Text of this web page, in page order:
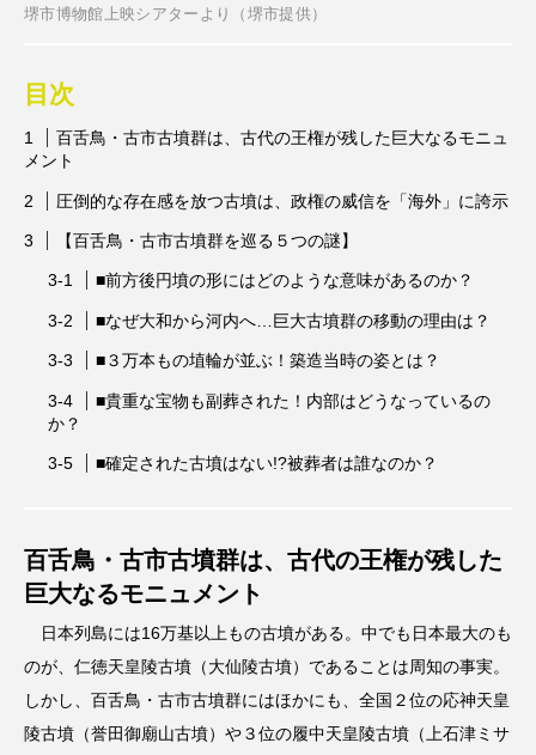
堺市博物館上映シアターより（堺市提供）
目次
百舌鳥・古市古墳群は、古代の王権が残した巨大なるモニュ
メント
圧倒的な存在感を放つ古墳は、政権の威信を「海外」に誇示
【百舌鳥・古市古墳群を巡る５つの謎】
■前方後円墳の形にはどのような意味があるのか？
■なぜ大和から河内へ…巨大古墳群の移動の理由は？
■３万本もの埴輪が並ぶ！築造当時の姿とは？
■貴重な宝物も副葬された！内部はどうなっているの
か？
■確定された古墳はない!?被葬者は誰なのか？
百舌鳥・古市古墳群は、古代の王権が残した
巨大なるモニュメント
日本列島には16万基以上もの古墳がある。中でも日本最大のも
のが、仁徳天皇陵古墳（大仙陵古墳）であることは周知の事実。
しかし、百舌鳥・古市古墳群にはほかにも、全国２位の応神天皇
陵古墳（誉田御廟山古墳）や３位の履中天皇陵古墳（上石津ミサ